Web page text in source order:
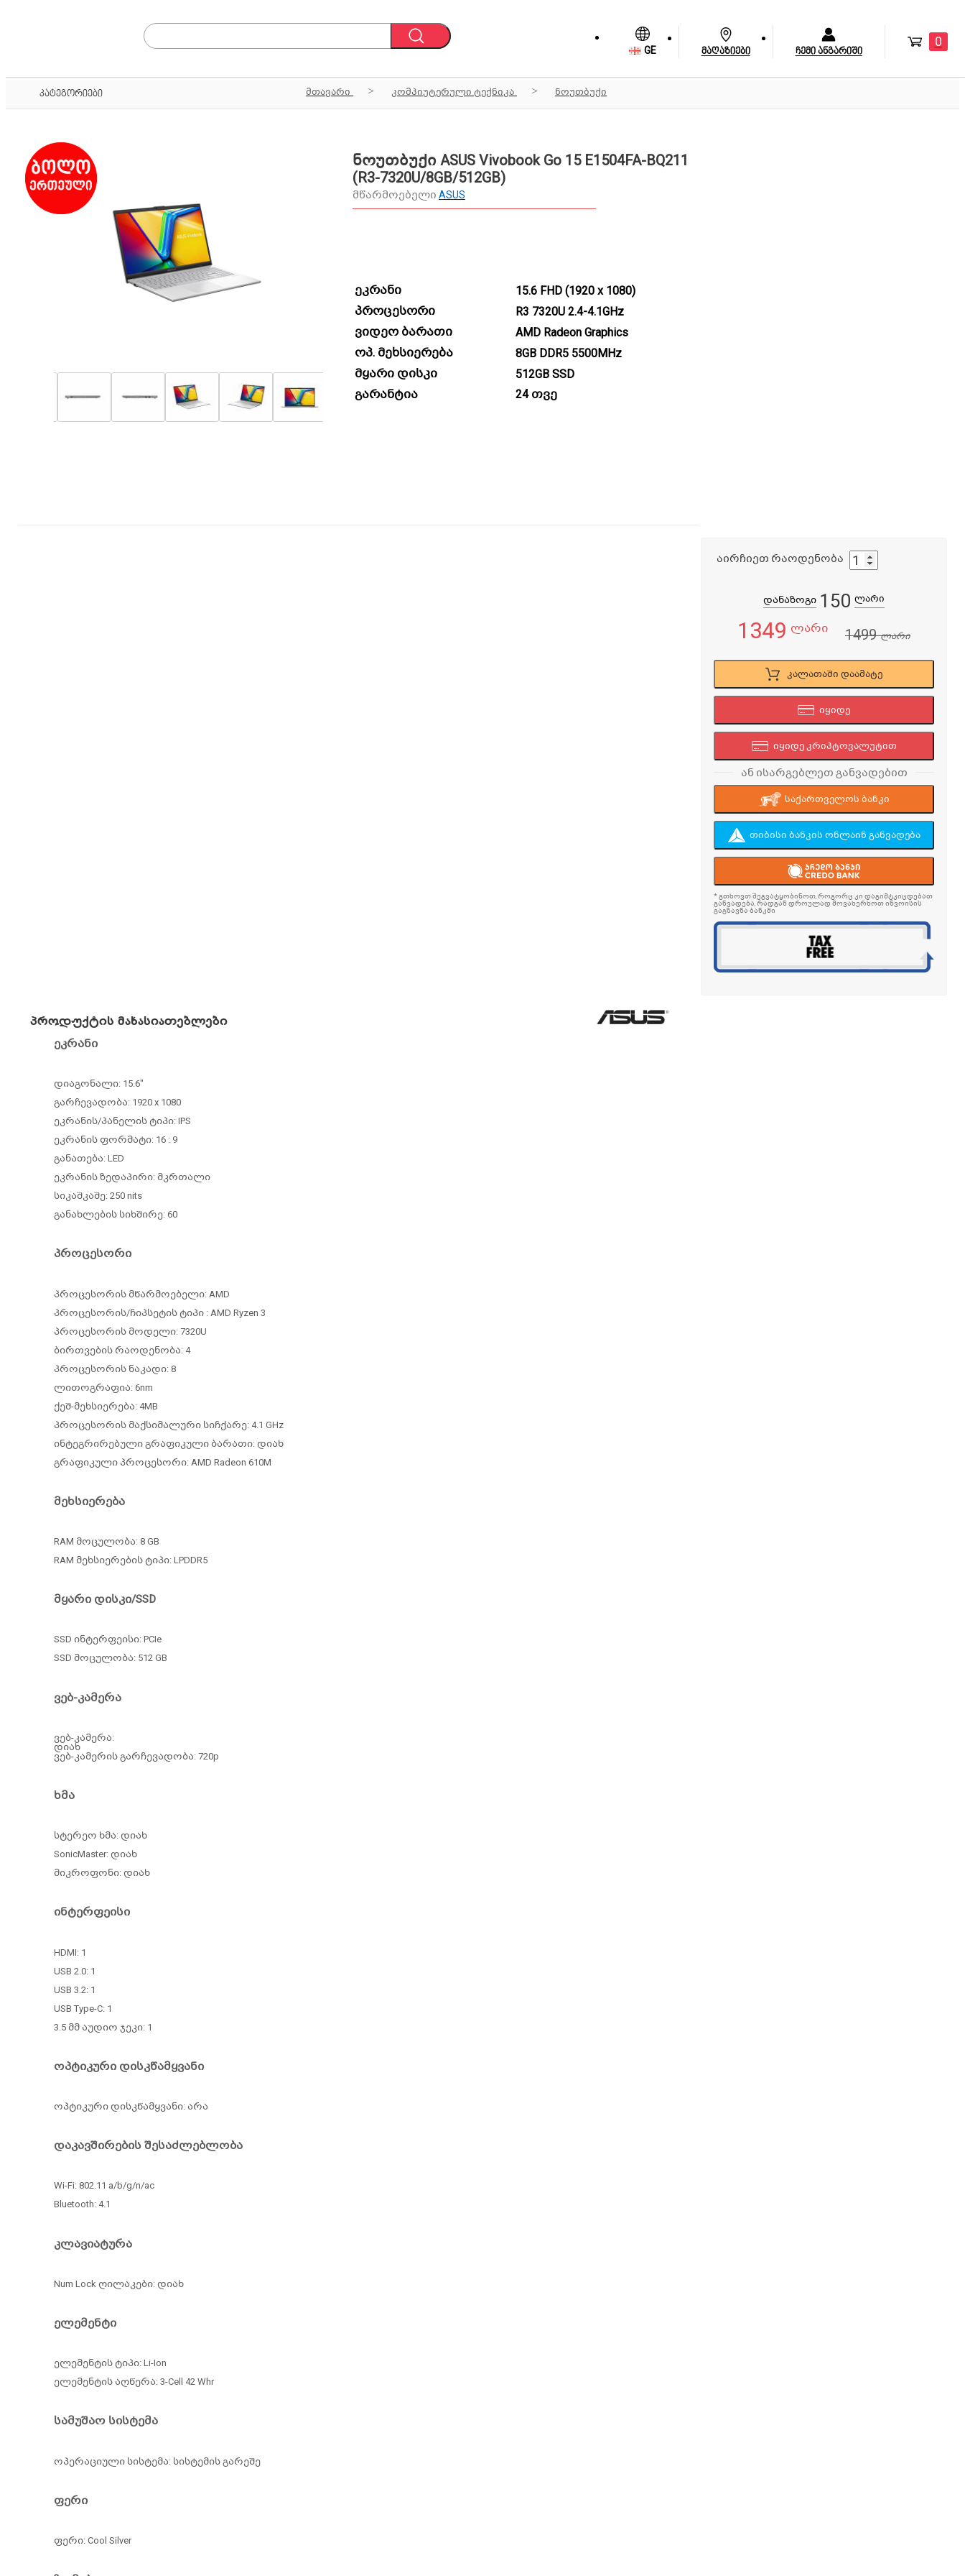
GE მაღაზიები ჩემი ანგარიში
0
კატეგორიები მთავარი კომპიუტერული ტექნიკა ნოუთბუქი
ნოუთბუქი ASUS Vivobook Go 15 E1504FA-BQ211
(R3-7320U/8GB/512GB)
მწარმოებელი ASUS
ეკრანი
15.6 FHD (1920 x 1080)
პროცესორი
R3 7320U 2.4-4.1GHz
ვიდეო ბარათი
AMD Radeon Graphics
ოპ. მეხსიერება
8GB DDR5 5500MHz
მყარი დისკი
512GB SSD
გარანტია
24 თვე
აირჩიეთ რაოდენობა
დანაზოგი 150 ლარი
1349 ლარი 1499ლარი
კალათაში დაამატე
იყიდე
იყიდე კრიპტოვალუტით
ან ისარგებლეთ განვადებით
საქართველოს ბანკი
თიბისი ბანკის ონლაინ განვადება
* გთხოვთ შეგვატყობინოთ, როგორც კი დაგიმტკიცდებათ
განვადება, რადგან დროულად მოვახერხოთ ინვოისის
გაგზავნა ბანკში
პროდუქტის მახასიათებლები
ეკრანი
დიაგონალი: 15.6"
გარჩევადობა: 1920 x 1080
ეკრანის/პანელის ტიპი: IPS
ეკრანის ფორმატი: 16 : 9
განათება: LED
ეკრანის ზედაპირი: მკრთალი
სიკაშკაშე: 250 nits
განახლების სიხშირე: 60
პროცესორი
პროცესორის მწარმოებელი: AMD
პროცესორის/ჩიპსეტის ტიპი : AMD Ryzen 3
პროცესორის მოდელი: 7320U
ბირთვების რაოდენობა: 4
პროცესორის ნაკადი: 8
ლითოგრაფია: 6nm
ქეშ-მეხსიერება: 4MB
პროცესორის მაქსიმალური სიჩქარე: 4.1 GHz
ინტეგრირებული გრაფიკული ბარათი: დიახ
გრაფიკული პროცესორი: AMD Radeon 610M
მეხსიერება
RAM მოცულობა: 8 GB
RAM მეხსიერების ტიპი: LPDDR5
მყარი დისკი/SSD
SSD ინტერფეისი: PCIe
SSD მოცულობა: 512 GB
ვებ-კამერა
ვებ-კამერა:
დიახ
ვებ-კამერის გარჩევადობა: 720p
ხმა
სტერეო ხმა: დიახ
SonicMaster: დიახ
მიკროფონი: დიახ
ინტერფეისი
HDMI: 1
USB 2.0: 1
USB 3.2: 1
USB Type-C: 1
3.5 მმ აუდიო ჯეკი: 1
ოპტიკური დისკწამყვანი
ოპტიკური დისკწამყვანი: არა
დაკავშირების შესაძლებლობა
Wi-Fi: 802.11 a/b/g/n/ac
Bluetooth: 4.1
კლავიატურა
Num Lock ღილაკები: დიახ
ელემენტი
ელემენტის ტიპი: Li-Ion
ელემენტის აღწერა: 3-Cell 42 Whr
სამუშაო სისტემა
ოპერაციული სისტემა: სისტემის გარეშე
ფერი
ფერი: Cool Silver